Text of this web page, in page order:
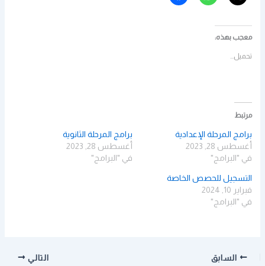
معجب بهذه:
تحميل...
مرتبط
برامج المرحلة الإعدادية
أغسطس 28, 2023
في "البرامج"
برامج المرحلة الثانوية
أغسطس 28, 2023
في "البرامج"
التسجيل للحصص الخاصة
فبراير 10, 2024
في "البرامج"
السابق التالي